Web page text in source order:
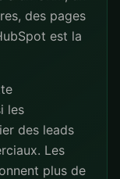
des pages
est la
les
des leads
Les
plus de